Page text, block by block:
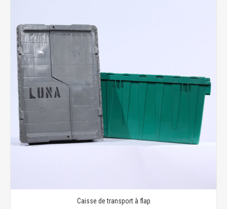
Caisse de transport à flap